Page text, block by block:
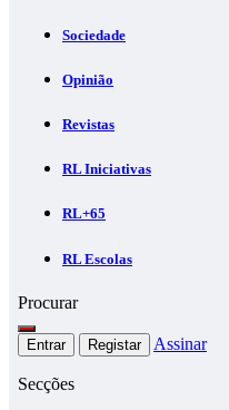
Sociedade
Opinião
Revistas
RL Iniciativas
RL+65
RL Escolas
Procurar
Entrar Registar Assinar
Secções